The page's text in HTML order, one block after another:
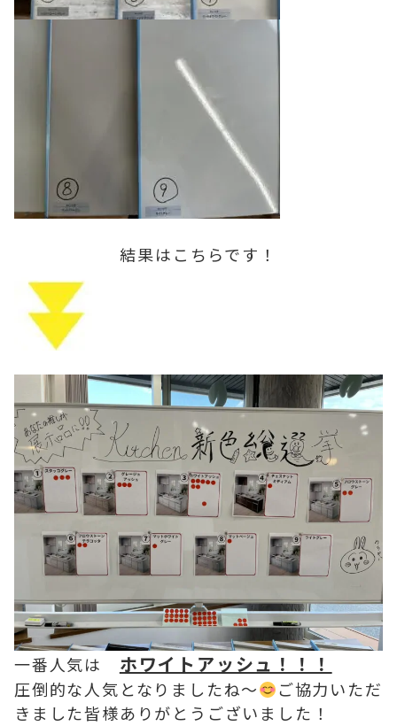
結果はこちらです！
一番人気は ホワイトアッシュ！！！
圧倒的な人気となりましたね～
ご協力いただ
きました皆様ありがとうございました！